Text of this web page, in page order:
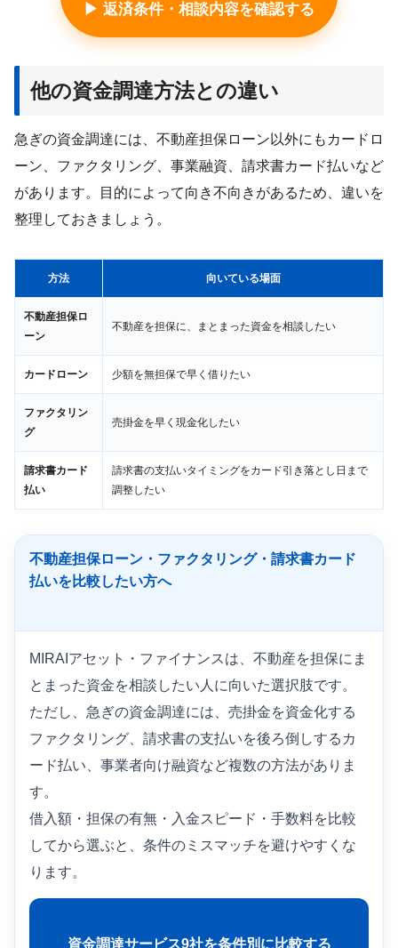
▶ 返済条件・相談内容を確認する
他の資金調達方法との違い
急ぎの資金調達には、不動産担保ローン以外にもカードロ
ーン、ファクタリング、事業融資、請求書カード払いなど
があります。目的によって向き不向きがあるため、違いを
整理しておきましょう。
方法 向いている場面
不動産担保ロ
ーン
不動産を担保に、まとまった資金を相談したい
カードローン 少額を無担保で早く借りたい
ファクタリン
グ
売掛金を早く現金化したい
請求書カード
払い
請求書の支払いタイミングをカード引き落とし日まで
調整したい
不動産担保ローン・ファクタリング・請求書カード
払いを比較したい方へ
MIRAIアセット・ファイナンスは、不動産を担保にま
とまった資金を相談したい人に向いた選択肢です。
ただし、急ぎの資金調達には、売掛金を資金化する
ファクタリング、請求書の支払いを後ろ倒しするカ
ード払い、事業者向け融資など複数の方法がありま
す。
借入額・担保の有無・入金スピード・手数料を比較
してから選ぶと、条件のミスマッチを避けやすくな
ります。
資金調達サービス9社を条件別に比較する